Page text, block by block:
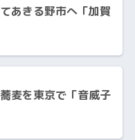
あきる野市へ「加賀
麦を東京で「音威子